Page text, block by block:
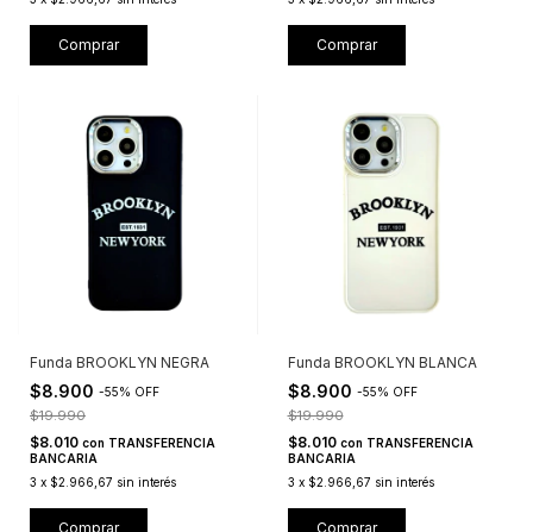
Comprar Comprar
Funda BROOKLYN NEGRA
$8.900 -55% OFF
$19.990
$8.010 con TRANSFERENCIA
BANCARIA
3 x $2.966,67 sin interés
Comprar
Funda BROOKLYN BLANCA
$8.900 -55% OFF
$19.990
$8.010 con TRANSFERENCIA
BANCARIA
3 x $2.966,67 sin interés
Comprar